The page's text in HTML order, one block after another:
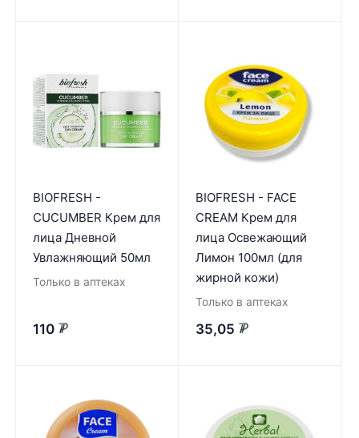
BIOFRESH -
CUCUMBER Крем для
лица Дневной
Увлажняющий 50мл
Только в аптеках
110 ₽
BIOFRESH - FACE
CREAM Крем для
лица Освежающий
Лимон 100мл (для
жирной кожи)
Только в аптеках
35,05 ₽